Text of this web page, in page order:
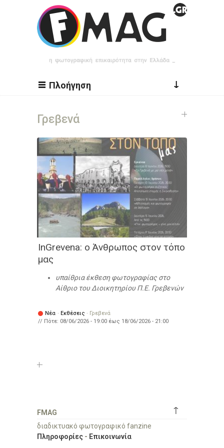
Παράκαμψη προς το κυρίως περιεχόμενο
Πλοήγηση ↓
Γρεβενά
InGrevena: ο Άνθρωπος στον τόπο
μας
υπαίθρια έκθεση φωτογραφίας στο
Αίθριο του Διοικητηρίου Π.Ε. Γρεβενών
Νέα · Εκθέσεις · Γρεβενά
// Πότε: 08/06/2026 - 19:00 έως 18/06/2026 - 21:00
↑
FMAG
διαδικτυακό φωτογραφικό fanzine
Πληροφορίες - Επικοινωνία